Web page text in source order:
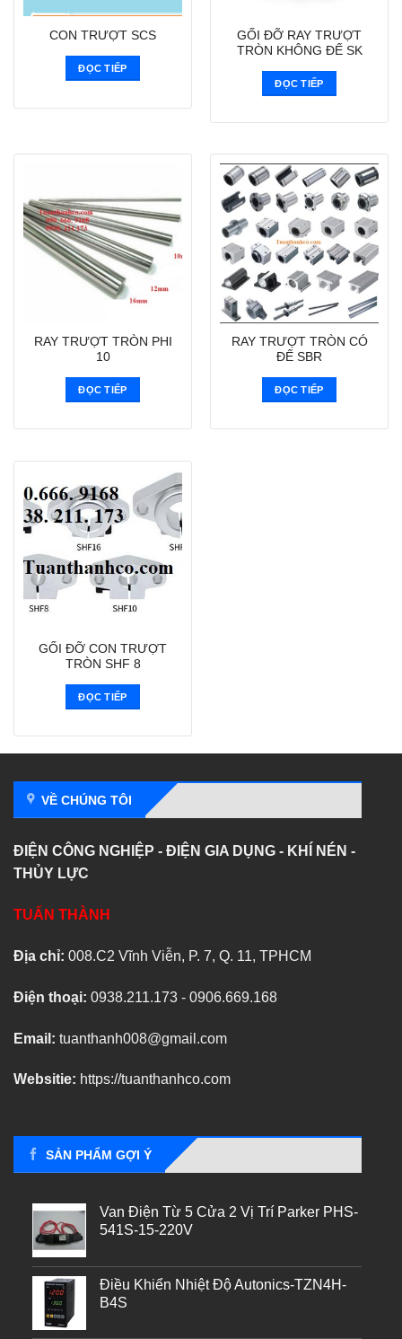
CON TRƯỢT SCS
ĐỌC TIẾP
GỐI ĐỠ RAY TRƯỢT
TRÒN KHÔNG ĐẾ SK
ĐỌC TIẾP
RAY TRƯỢT TRÒN PHI
10
ĐỌC TIẾP
RAY TRƯỢT TRÒN CÓ
ĐẾ SBR
ĐỌC TIẾP
GỐI ĐỠ CON TRƯỢT
TRÒN SHF 8
ĐỌC TIẾP
VỀ CHÚNG TÔI
ĐIỆN CÔNG NGHIỆP - ĐIỆN GIA DỤNG - KHÍ NÉN -
THỦY LỰC
TUẤN THÀNH
Địa chỉ: 008.C2 Vĩnh Viễn, P. 7, Q. 11, TPHCM
Điện thoại: 0938.211.173 - 0906.669.168
Email: tuanthanh008@gmail.com
Websitie: https://tuanthanhco.com
SẢN PHẨM GỢI Ý
Van Điện Từ 5 Cửa 2 Vị Trí Parker PHS-
541S-15-220V
Điều Khiển Nhiệt Độ Autonics-TZN4H-
B4S